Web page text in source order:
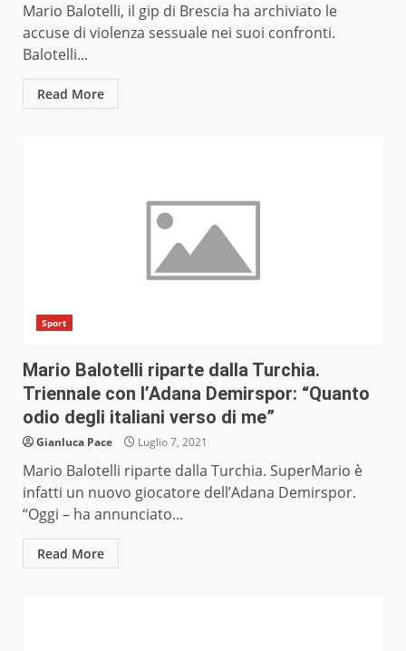
Mario Balotelli, il gip di Brescia ha archiviato le
accuse di violenza sessuale nei suoi confronti.
Balotelli...
Read More
Sport
Mario Balotelli riparte dalla Turchia.
Triennale con l’Adana Demirspor: “Quanto
odio degli italiani verso di me”
Gianluca Pace Luglio 7, 2021
Mario Balotelli riparte dalla Turchia. SuperMario è
infatti un nuovo giocatore dell’Adana Demirspor.
“Oggi – ha annunciato...
Read More